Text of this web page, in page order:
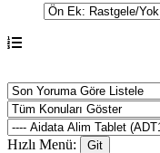
Hızlı Menü: